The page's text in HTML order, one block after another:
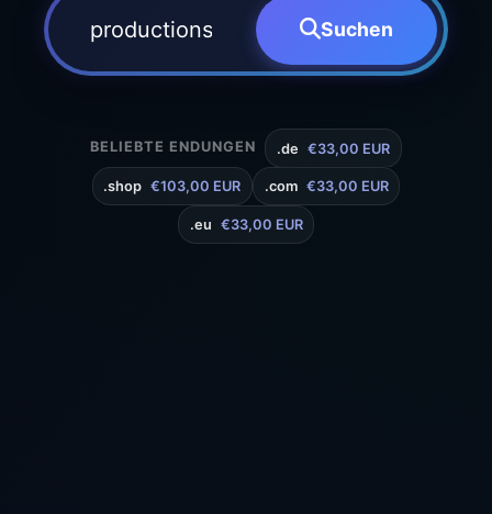
Suchen
BELIEBTE ENDUNGEN .de €33,00 EUR
.shop €103,00 EUR .com €33,00 EUR
.eu €33,00 EUR